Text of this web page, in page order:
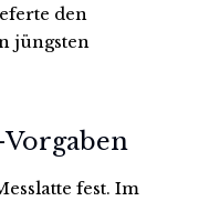
den
jüngsten
fest. Im